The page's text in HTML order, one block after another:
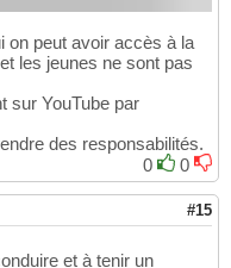
on peut avoir accès à la
les jeunes ne sont pas
sur YouTube par
des responsabilités.
0
0
#15
et à tenir un